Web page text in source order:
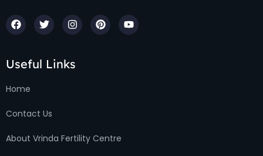
Useful Links
Home
Contact Us
About Vrinda Fertility Centre